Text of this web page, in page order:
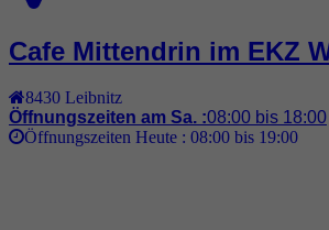
Cafe Mittendrin im EKZ
8430 Leibnitz
Öffnungszeiten am Sa. :08:00 bis 18:00
Öffnungszeiten Heute : 08:00 bis 19:00